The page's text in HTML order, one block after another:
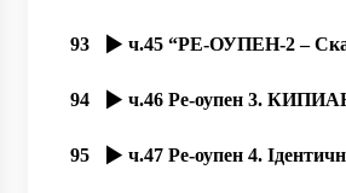
93
94
95